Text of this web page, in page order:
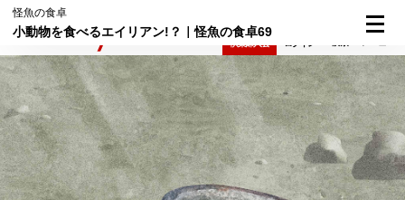
怪魚の食卓
小動物を食べるエイリアン!？｜怪魚の食卓69